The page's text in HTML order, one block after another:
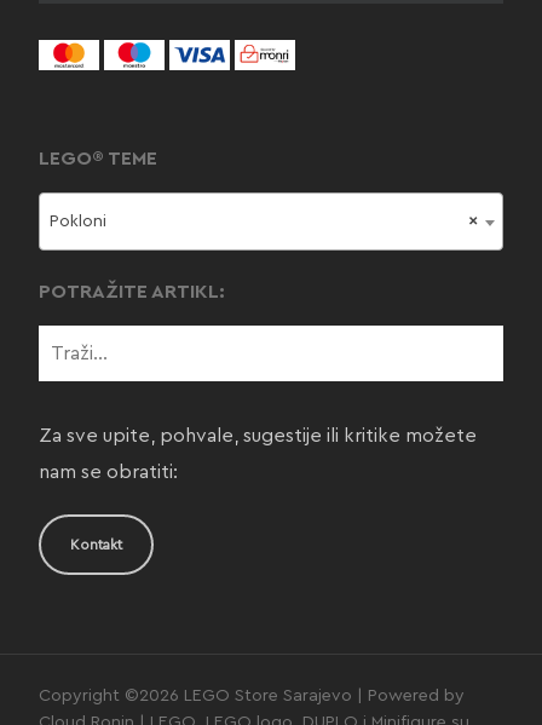
LEGO® TEME
×
Pokloni
POTRAŽITE ARTIKL:
Za sve upite, pohvale, sugestije ili kritike možete
nam se obratiti:
Kontakt
Copyright ©2026 LEGO Store Sarajevo | Powered by